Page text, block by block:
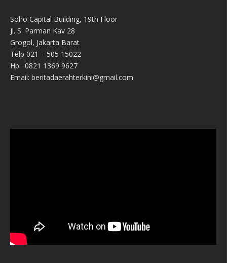
Soho Capital Building, 19th Floor
Jl. S. Parman Kav 28
Grogol, Jakarta Barat
Telp 021 – 505 15022
Hp : 0821 1369 9627
Email: beritadaerahterkini@gmail.com